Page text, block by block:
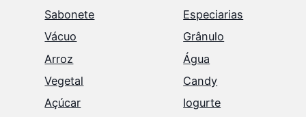
Sabonete
Especiarias
Vácuo
Grânulo
Arroz
Água
Vegetal
Candy
Açúcar
Iogurte